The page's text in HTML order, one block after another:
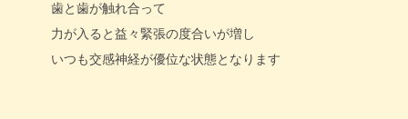
歯と歯が触れ合って
力が入ると益々緊張の度合いが増し
いつも交感神経が優位な状態となります